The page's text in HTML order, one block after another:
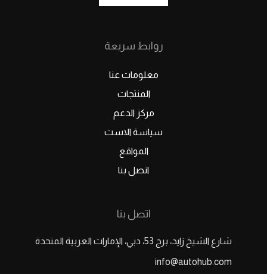
روابط سريعة
معلومات عنا
المنتجات
مركز الدعم
سياسة الاست
المواقع
اتصل بنا
اتصل بنا
شارع الشيخ زايد، برج 53، دبي، الإمارات العربية المتحدة
info@autohub.com